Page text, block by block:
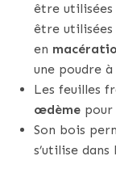
être utilisées
être
en
une poudre
Les feuilles
œdème
Son bois
s’utilise dans